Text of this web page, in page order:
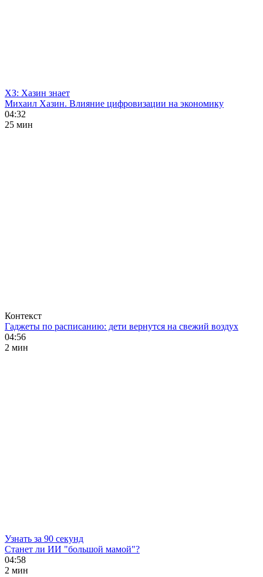
ХЗ: Хазин знает
Михаил Хазин. Влияние цифровизации на экономику
04:32
25 мин
Контекст
Гаджеты по расписанию: дети вернутся на свежий воздух
04:56
2 мин
Узнать за 90 секунд
Станет ли ИИ "большой мамой"?
04:58
2 мин